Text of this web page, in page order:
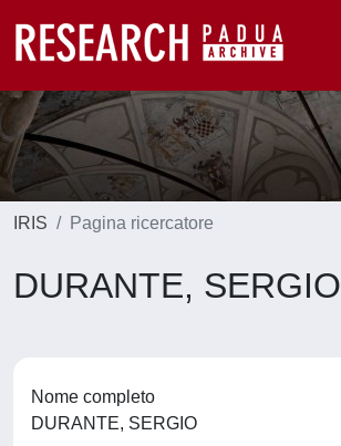
IRIS Pagina ricercatore
DURANTE, SERGIO
Nome completo
DURANTE, SERGIO